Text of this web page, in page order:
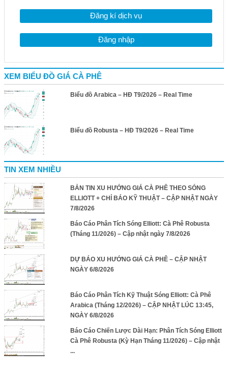
Đăng kí dịch vụ
Đăng nhập
XEM BIỂU ĐỒ GIÁ CÀ PHÊ
Biểu đồ Arabica – HĐ T9/2026 – Real Time
Biểu đồ Robusta – HĐ T9/2026 – Real Time
TIN XEM NHIỀU
BẢN TIN XU HƯỚNG GIÁ CÀ PHÊ THEO SÓNG
ELLIOTT + CHỈ BÁO KỸ THUẬT – CẬP NHẬT NGÀY
7/8/2026
Báo Cáo Phân Tích Sóng Elliott: Cà Phê Robusta
(Tháng 11/2026) – Cập nhật ngày 7/8/2026
DỰ BÁO XU HƯỚNG GIÁ CÀ PHÊ – CẬP NHẬT
NGÀY 6/8/2026
Báo Cáo Phân Tích Kỹ Thuật Sóng Elliott: Cà Phê
Arabica (Tháng 12/2026) – CẬP NHẬT LÚC 13:45,
NGÀY 6/8/2026
Báo Cáo Chiến Lược Dài Hạn: Phân Tích Sóng Elliott
Cà Phê Robusta (Kỳ Hạn Tháng 11/2026) – Cập nhật
...